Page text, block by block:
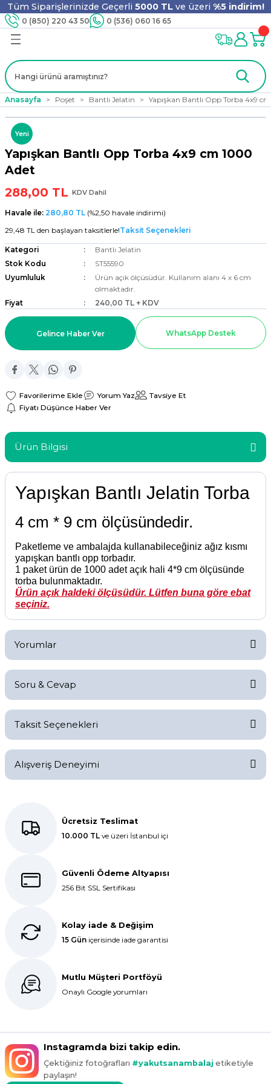
Tüm Siparişlerinizde Geçerli 5000 TLve üzeri %5 indirim!
0 (850) 220 43 50 0 (536) 060 16 65
Geri Dön
Geri Dön
Ürünleri
Geri Dön
Geri Dön
Tahta Karıştırıcı
Geri Dön
Kapları
Geri Dön
Geri Dön
Geri Dön
Anasayfa Poşet Bantlı Jelatin Yapışkan Bantlı Opp Torba 4x9
Yeni
Yapışkan Bantlı Opp Torba 4x9 cm 1000
Adet
288,00 TL KDV Dahil
Havale ile: 280,80 TL (%2,50 havale indirimi)
29,48 TL den başlayan taksitlerle!Taksit Seçenekleri
Kategori
Bantlı Jelatin
Stok Kodu
ST55590
Uyumluluk
Ürün açık ölçüsüdür. Kullanım alanı 4 x 6 cm
olmaktadır.
Fiyat
240,00 TL + KDV
Gelince Haber Ver WhatsApp Destek
Yorum Yaz
Tavsiye Et
Fiyatı Düşünce Haber Ver
Ürün Bilgisi
Yapışkan Bantlı Jelatin Torba
4 cm * 9 cm ölçüsündedir.
Paketleme ve ambalajda kullanabileceğiniz ağız kısmı
yapışkan bantlı opp torbadır.
1 paket ürün de 1000 adet açık hali 4*9 cm ölçüsünde
torba bulunmaktadır.
Ürün açık haldeki ölçüsüdür. Lütfen buna göre ebat
seçiniz.
Yorumlar
Yorum Yaz
Soru & Cevap
Soru Sor
Taksit Seçenekleri
Alışveriş Deneyimi
E... K... | 27/10/2025
Dolphin aynı kalitede . Hızlı kargo
ve teslimat için ayrıca teşekkür
Bir önceki siparişim sorunsuz geldi
sipariş verdim inşallah sıkıntı olmaz
hızlı kargo içinde teşekkürler
kargo hızlı çıkıyor x firma da
fiyatlar daha uygundu ama kalite
yoktu bu kalitede uygunluğa
devam ettikçe sizinleyiz
Ücretsiz Teslimat
10.000 TL ve üzeri İstanbul içi
Güvenli Ödeme Altyapısı
256 Bit SSL Sertifikası
Kolay iade & Değişim
15 Gün içerisinde iade garantisi
Mutlu Müşteri Portföyü
Onaylı Google yorumları
Instagramda bizi takip edin.
Çektiğiniz fotoğrafları #yakutsanambalaj etiketiyle
paylaşın!